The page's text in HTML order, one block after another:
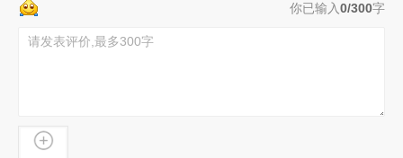
你已输入0/300字